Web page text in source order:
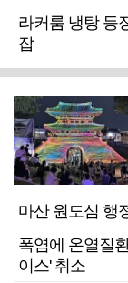
라커룸 냉탕 등
잡
마산 원도심 행
폭염에 온열질
이스' 취소